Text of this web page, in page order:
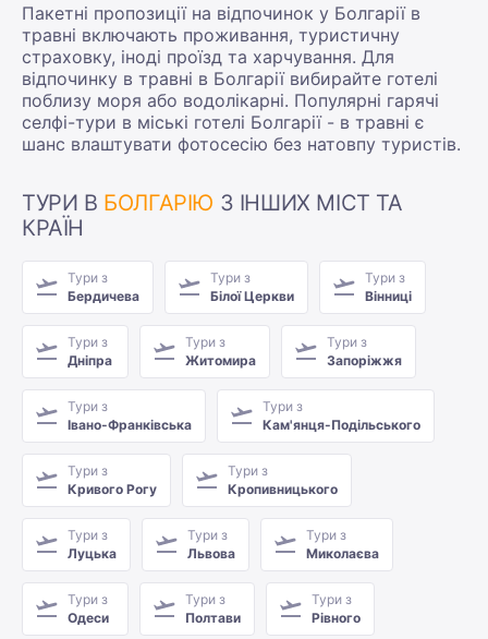
Пакетні пропозиції на відпочинок у Болгарії в
травні включають проживання, туристичну
страховку, іноді проїзд та харчування. Для
відпочинку в травні в Болгарії вибирайте готелі
поблизу моря або водолікарні. Популярні гарячі
селфі-тури в міські готелі Болгарії - в травні є
шанс влаштувати фотосесію без натовпу туристів.
ТУРИ В БОЛГАРІЮ З ІНШИХ МІСТ ТА
КРАЇН
Тури з
Бердичева
Тури з
Білої Церкви
Тури з
Вінниці
Тури з
Дніпра
Тури з
Житомира
Тури з
Запоріжжя
Тури з
Івано-Франківська
Тури з
Кам'янця-Подільського
Тури з
Кривого Рогу
Тури з
Кропивницького
Тури з
Луцька
Тури з
Львова
Тури з
Миколаєва
Тури з
Одеси
Тури з
Полтави
Тури з
Рівного